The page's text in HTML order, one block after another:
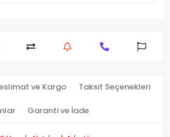
ve Kargo Taksit Seçenekleri
Garanti ve İade